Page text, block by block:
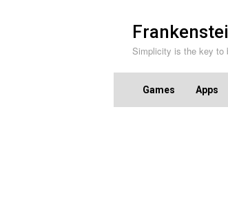
content
Simplicity is the key to
Games Apps